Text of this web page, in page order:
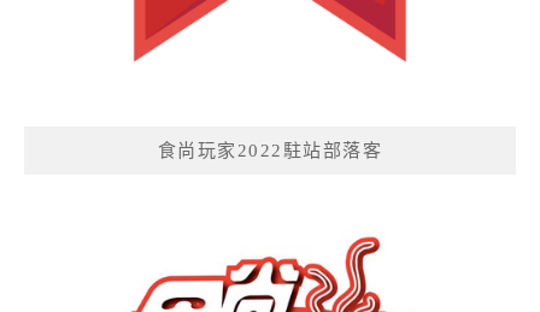
食尚玩家2022駐站部落客